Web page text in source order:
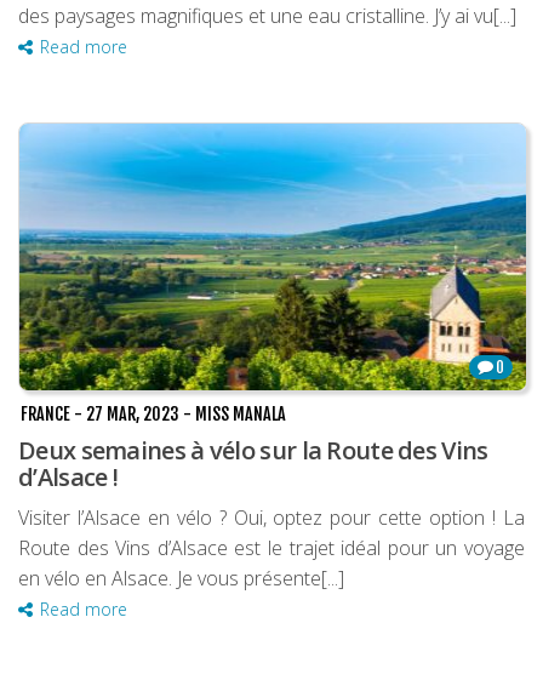
des paysages magnifiques et une eau cristalline. J’y ai vu[...]
Read more
0
FRANCE - 27 MAR, 2023 - MISS MANALA
Deux semaines à vélo sur la Route des Vins
d’Alsace !
Visiter l’Alsace en vélo ? Oui, optez pour cette option ! La
Route des Vins d’Alsace est le trajet idéal pour un voyage
en vélo en Alsace. Je vous présente[...]
Read more